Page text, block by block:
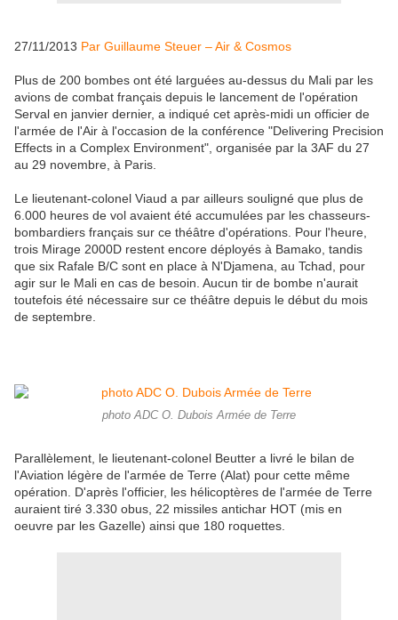
27/11/2013 Par Guillaume Steuer – Air & Cosmos
Plus de 200 bombes ont été larguées au-dessus du Mali par les
avions de combat français depuis le lancement de l'opération
Serval en janvier dernier, a indiqué cet après-midi un officier de
l'armée de l'Air à l'occasion de la conférence "Delivering Precision
Effects in a Complex Environment", organisée par la 3AF du 27
au 29 novembre, à Paris.
Le lieutenant-colonel Viaud a par ailleurs souligné que plus de
6.000 heures de vol avaient été accumulées par les chasseurs-
bombardiers français sur ce théâtre d'opérations. Pour l'heure,
trois Mirage 2000D restent encore déployés à Bamako, tandis
que six Rafale B/C sont en place à N'Djamena, au Tchad, pour
agir sur le Mali en cas de besoin. Aucun tir de bombe n'aurait
toutefois été nécessaire sur ce théâtre depuis le début du mois
de septembre.
photo ADC O. Dubois Armée de Terre
Parallèlement, le lieutenant-colonel Beutter a livré le bilan de
l'Aviation légère de l'armée de Terre (Alat) pour cette même
opération. D'après l'officier, les hélicoptères de l'armée de Terre
auraient tiré 3.330 obus, 22 missiles antichar HOT (mis en
oeuvre par les Gazelle) ainsi que 180 roquettes.